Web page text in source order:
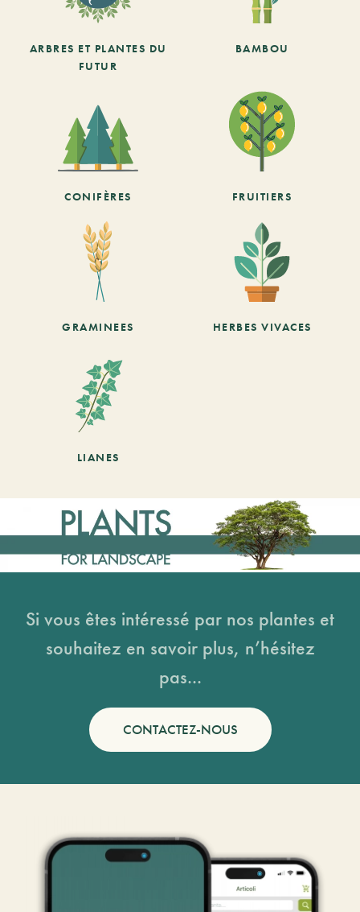
ARBRES ET PLANTES DU
FUTUR
BAMBOU
CONIFÈRES FRUITIERS
GRAMINEES HERBES VIVACES
LIANES
Si vous êtes intéressé par nos plantes et
souhaitez en savoir plus, n’hésitez
pas...
CONTACTEZ-NOUS